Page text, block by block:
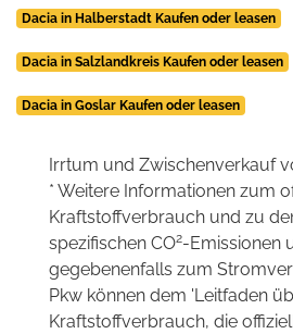
Dacia in Halberstadt Kaufen oder leasen
Dacia in Salzlandkreis Kaufen oder leasen
Dacia in Goslar Kaufen oder leasen
Irrtum und Zwischenverkauf
* Weitere Informationen zum
Kraftstoffverbrauch und zu
spezifischen CO2-Emissionen
gegebenenfalls zum
Pkw können dem 'Leitfaden
Kraftstoffverbrauch, die